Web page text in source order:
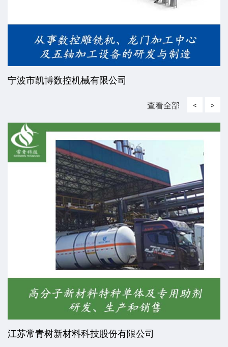
威海东发精工机械有限责任公司
查看全部 <
杭州昕劲复材科技有限公司
>